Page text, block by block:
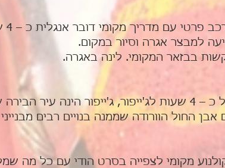
מקומי דובר אנגלית כ – 4 שעות לאגרה והעברה לטאג' מאהל.
למבצר אגרה וסיור במקום.
בבזאר המקומי. לינה באגרה.
ארוחת בוקר במלון, נסיעה של כ – 4 שעות לג'ייפור,
אבן החול הוורודה שממנה בנויים רבים
מקומי לצפייה בסרט הודי עם כל מה